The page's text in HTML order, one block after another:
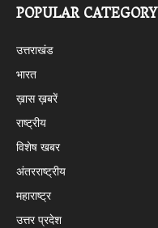
POPULAR CATEGORY
उत्तराखंड
भारत
ख़ास ख़बरें
राष्ट्रीय
विशेष खबर
अंतरराष्ट्रीय
महाराष्ट्र
उत्तर प्रदेश